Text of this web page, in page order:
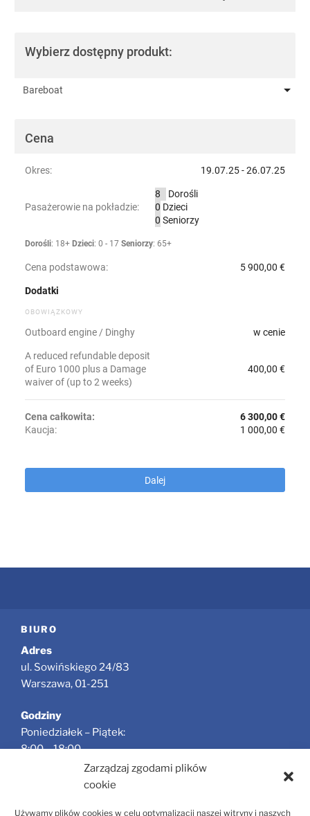
Zarządzaj zgodami plików
cookie
Używamy plików cookies w celu optymalizacji naszej witryny i naszych
BIURO
Adres
ul. Sowińskiego 24/83
Warszawa, 01-251
Godziny
Poniedziałek – Piątek:
8:00 – 18:00
Jesteśmy oficjalnym partnerem portalu